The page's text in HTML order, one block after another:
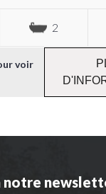
2
voir
notre